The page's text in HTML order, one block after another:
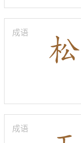
成语
成语